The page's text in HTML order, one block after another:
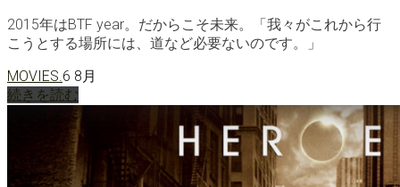
2015年はBTF year。だからこそ未来。「我々がこれから行
こうとする場所には、道など必要ないのです。」
MOVIES.6 8月
続きを読む